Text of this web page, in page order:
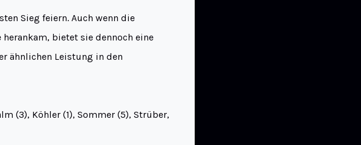
Sieg feiern. Auch wenn die
bietet sie dennoch eine
ähnlichen Leistung in den
(3), Köhler (1), Sommer (5), Strüber,